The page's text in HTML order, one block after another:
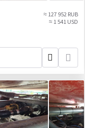
≈ 127 952 RUB
≈ 1 541 USD